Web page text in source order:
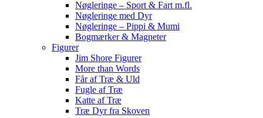
Nøgleringe – Sport & Fart m.fl.
Nøgleringe med Dyr
Nøgleringe – Pippi & Mumi
Bogmærker & Magneter
Figurer
Jim Shore Figurer
More than Words
Får af Træ & Uld
Fugle af Træ
Katte af Træ
Træ Dyr fra Skoven